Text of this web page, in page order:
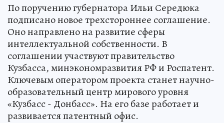
По поручению губернатора Ильи Середюка
подписано новое трехстороннее соглашение.
Оно направлено на развитие сферы
интеллектуальной собственности. В
соглашении участвуют правительство
Кузбасса, минэкономразвития РФ и Роспатент.
Ключевым оператором проекта станет научно-
образовательный центр мирового уровня
«Кузбасс - Донбасс». На его базе работает и
развивается патентный офис.